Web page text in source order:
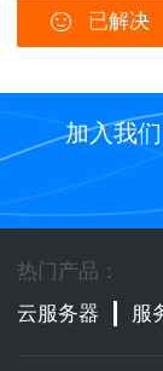
已解决
加入我
热门产品：
云服务器
服